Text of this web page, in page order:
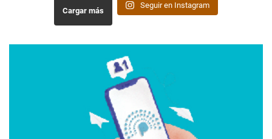
Cargar más
Seguir en Instagram